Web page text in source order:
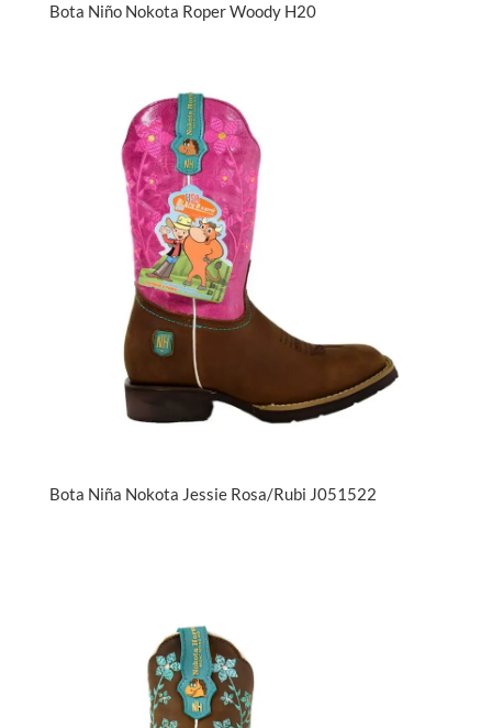
Bota Niño Nokota Roper Woody H20
Bota Niña Nokota Jessie Rosa/Rubi J051522